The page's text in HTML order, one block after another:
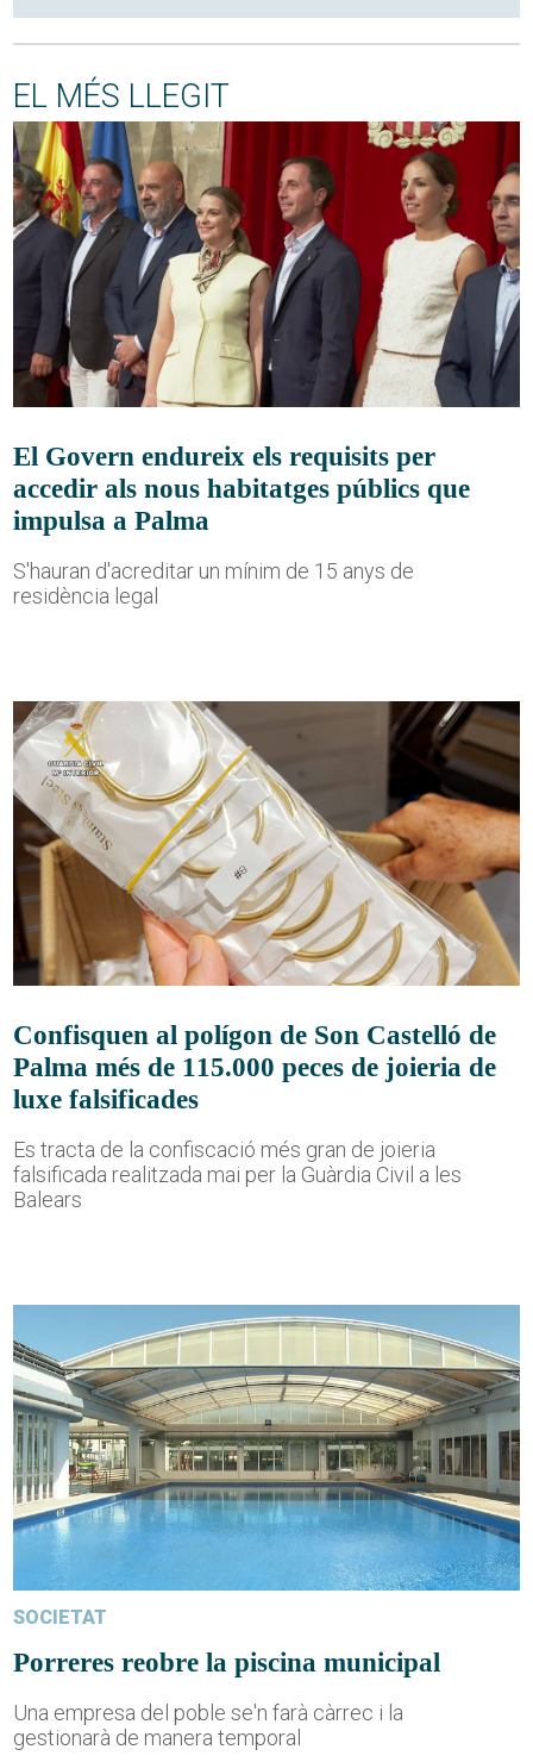
EL MÉS LLEGIT
El Govern endureix els requisits per
accedir als nous habitatges públics que
impulsa a Palma
S'hauran d'acreditar un mínim de 15 anys de
residència legal
Confisquen al polígon de Son Castelló de
Palma més de 115.000 peces de joieria de
luxe falsificades
Es tracta de la confiscació més gran de joieria
falsificada realitzada mai per la Guàrdia Civil a les
Balears
SOCIETAT
Porreres reobre la piscina municipal
Una empresa del poble se'n farà càrrec i la
gestionarà de manera temporal